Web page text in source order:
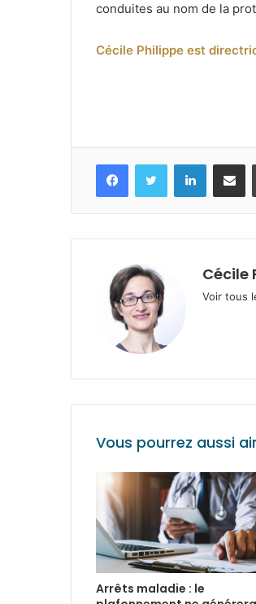
conduites au nom de la
Cécile Philippe est
FacebookTwitter Linkedin
Cécile
Voir tous
Vous pourrez aussi
Arrêts maladie : le